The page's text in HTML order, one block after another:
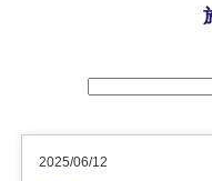
2025/06/12